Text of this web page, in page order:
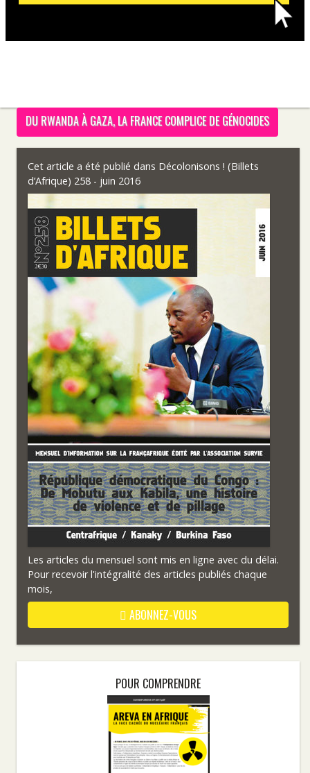
DU RWANDA À GAZA, LA FRANCE COMPLICE DE GÉNOCIDES
Cet article a été publié dans Décolonisons ! (Billets
d’Afrique) 258 - juin 2016
Les articles du mensuel sont mis en ligne avec du délai.
Pour recevoir l'intégralité des articles publiés chaque
mois,
ABONNEZ-VOUS
POUR COMPRENDRE